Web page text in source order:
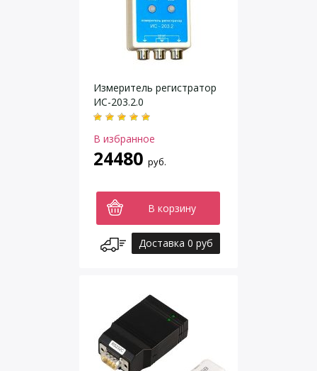
Измеритель регистратор
ИС-203.2.0
В избранное
24480 руб.
В корзину
Доставка 0 руб